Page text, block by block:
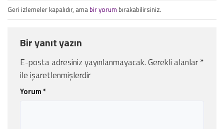
Geri izlemeler kapalıdır, amabir yorum bırakabilirsiniz.
Bir yanıt yazın
E-posta adresiniz yayınlanmayacak.Gerekli alanlar*
ile işaretlenmişlerdir
Yorum *